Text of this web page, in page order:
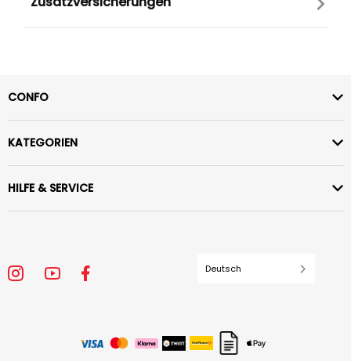
CONFO
KATEGORIEN
HILFE & SERVICE
Deutsch